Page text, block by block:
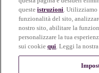
Informazioni su Sage
Sage Service
questeistruzioni. Utilizziamo
funzionalità del sito,
nostro sito, abilitare la
personalizzare la tua
sui cookiequi. Leggi la